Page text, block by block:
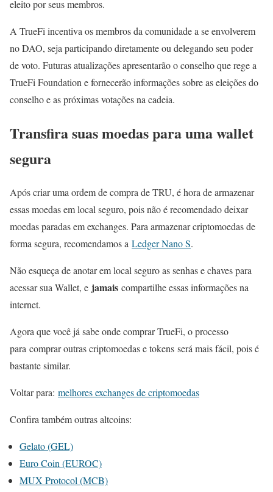
eleito por seus membros.
A TrueFi incentiva os membros da comunidade a se envolverem
no DAO, seja participando diretamente ou delegando seu poder
de voto. Futuras atualizações apresentarão o conselho que rege a
TrueFi Foundation e fornecerão informações sobre as eleições do
conselho e as próximas votações na cadeia.
Transfira suas moedas para uma wallet
segura
Após criar uma ordem de compra de TRU, é hora de armazenar
essas moedas em local seguro, pois não é recomendado deixar
moedas paradas em exchanges. Para armazenar criptomoedas de
forma segura, recomendamos a Ledger Nano S.
Não esqueça de anotar em local seguro as senhas e chaves para
acessar sua Wallet, e jamais compartilhe essas informações na
internet.
Agora que você já sabe onde comprar TrueFi, o processo
para comprar outras criptomoedas e tokens será mais fácil, pois é
bastante similar.
Voltar para: melhores exchanges de criptomoedas
Confira também outras altcoins:
Gelato (GEL)
Euro Coin (EUROC)
MUX Protocol (MCB)